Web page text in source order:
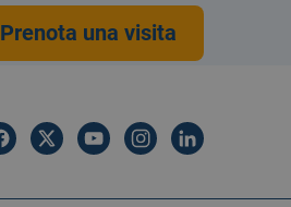
Prenota una visita